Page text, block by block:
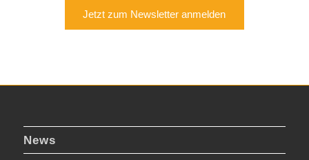
Jetzt zum Newsletter anmelden
News